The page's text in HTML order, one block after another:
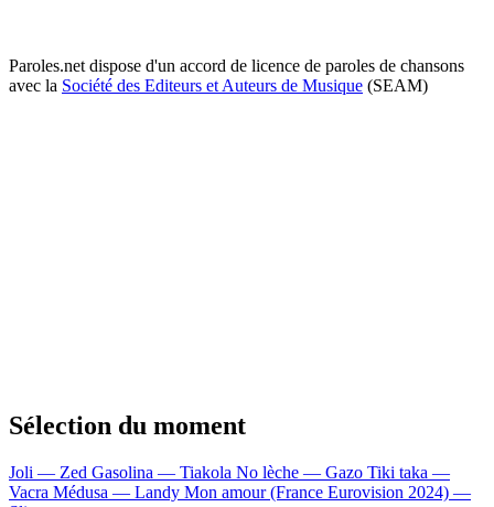
Paroles.net dispose d'un accord de licence de paroles de chansons
avec la Société des Editeurs et Auteurs de Musique (SEAM)
Sélection du moment
Joli — Zed Gasolina — Tiakola No lèche — Gazo Tiki taka —
Vacra Médusa — Landy Mon amour (France Eurovision 2024) —